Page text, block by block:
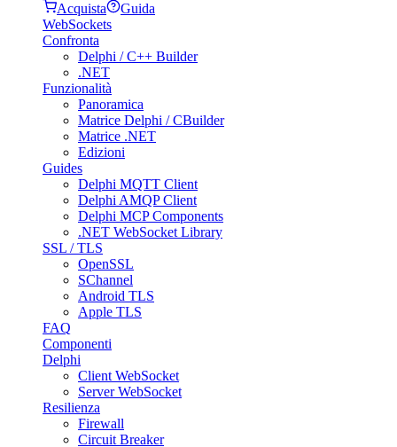
Acquista
Guida
WebSockets
Confronta
Delphi / C++ Builder
.NET
Funzionalità
Panoramica
Matrice Delphi / CBuilder
Matrice .NET
Edizioni
Guides
Delphi MQTT Client
Delphi AMQP Client
Delphi MCP Components
.NET WebSocket Library
SSL / TLS
OpenSSL
SChannel
Android TLS
Apple TLS
FAQ
Componenti
Delphi
Client WebSocket
Server WebSocket
Resilienza
Firewall
Circuit Breaker